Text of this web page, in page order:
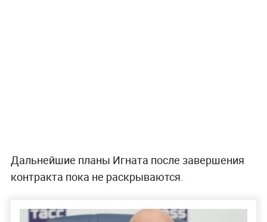
Дальнейшие планы Игната после завершения
контракта пока не раскрываются.